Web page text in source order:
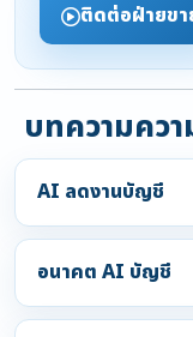
ติดต่อฝ่ายขา
บทความคว
AI ลดงานบัญชี
อนาคต AI บัญชี